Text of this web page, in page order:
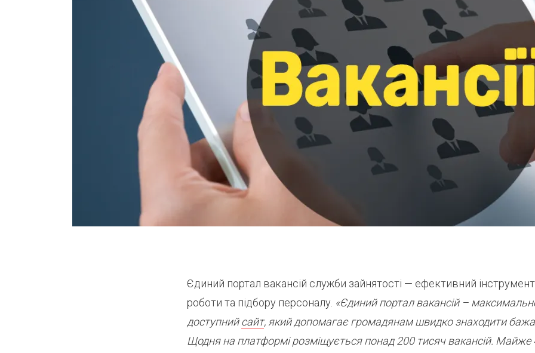
Єдиний портал вакансій служби зайнятості — ефективний
роботи та підбору персоналу. «Єдиний портал вакансій –
доступнийсайт, який допомагає громадянам швидко знаходити
Щодня на платформі розміщується понад 200 тисяч вакансій. Майже